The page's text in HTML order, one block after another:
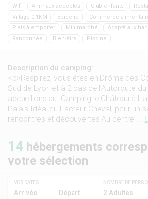
Wifi Animaux acceptés Club enfants
Village 0.1KM
Epicerie Commerce
Plats à emporter
Minimarché Adapté aux
Randonnée
Bien-être Piscine
Description du camping:
<p>Respirez, vous êtes en Drôme des
Sud de Lyon et à 2 pas de l’Autoroute
accueillons au Camping le Château à
Palais Idéal du Facteur Cheval, pour un
rencontres et découvertes Au centre ...
VOS DATES
Arrivée Départ
NOMBRE DE
2 Adultes
14 hébergements
votre sélection